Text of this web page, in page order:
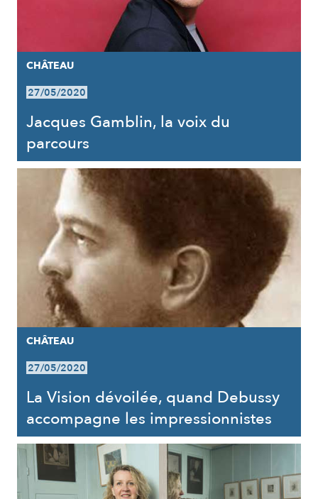
CHÂTEAU
27/05/2020
Jacques Gamblin, la voix du
parcours
CHÂTEAU
27/05/2020
La Vision dévoilée, quand Debussy
accompagne les impressionnistes